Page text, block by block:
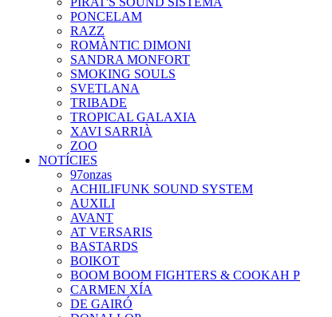
PONCELAM
RAZZ
ROMÀNTIC DIMONI
SANDRA MONFORT
SMOKING SOULS
SVETLANA
TRIBADE
TROPICAL GALAXIA
XAVI SARRIÀ
ZOO
NOTÍCIES
97onzas
ACHILIFUNK SOUND SYSTEM
AUXILI
AVANT
AT VERSARIS
BASTARDS
BOIKOT
BOOM BOOM FIGHTERS & COOKAH P
CARMEN XÍA
DE GAIRÓ